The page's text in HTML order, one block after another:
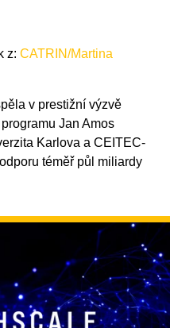
z: CATRIN/Martina
v prestižní výzvě
Jan Amos
Karlova a CEITEC-
téměř půl miliardy